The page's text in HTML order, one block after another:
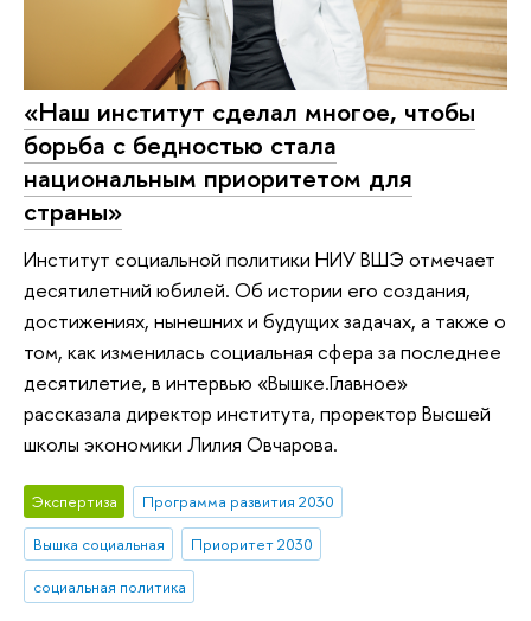
«Наш институт сделал многое, чтобы
борьба с бедностью стала
национальным приоритетом для
страны»
Институт социальной политики НИУ ВШЭ отмечает
десятилетний юбилей. Об истории его создания,
достижениях, нынешних и будущих задачах, а также о
том, как изменилась социальная сфера за последнее
десятилетие, в интервью «Вышке.Главное»
рассказала директор института, проректор Высшей
школы экономики Лилия Овчарова.
Экспертиза
Программа развития 2030
Вышка социальная
Приоритет 2030
социальная политика